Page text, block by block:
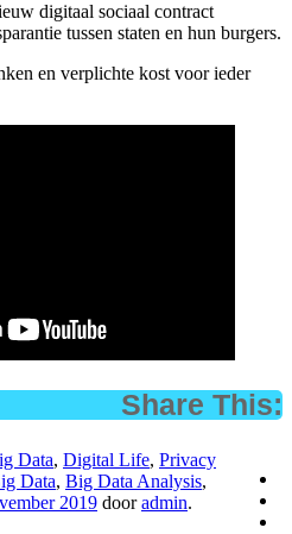
digitaal sociaal contract
tussen staten en hun burgers.
en verplichte kost voor ieder
Share This:
Data, Digital Life, Privacy
Data, Big Data Analysis,
2019 dooradmin.